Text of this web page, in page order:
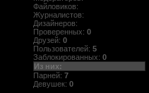
Файловиков:
Журналистов:
Дизайнеров:
Проверенных: 0
Друзей: 0
Пользователей: 5
Заблокированных: 0
Из них:
Парней: 7
Девушек: 0